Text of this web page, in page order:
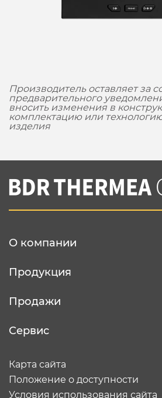
Производитель оставляет за
предварительного
вносить изменения в
комплектацию или
изделия
О компании
Продукция
Продажи
Сервис
Карта сайта
Положение о доступности
Условия использования сайта